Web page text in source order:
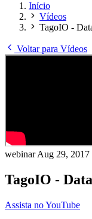
Início
Vídeos
TagoIO -
Voltar para Vídeos
webinarAug 29, 2017
TagoIO -
Assista no YouTube